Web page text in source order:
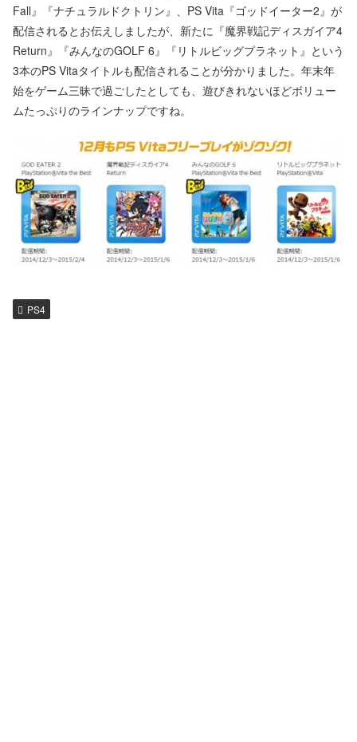
Fall』『ナチュラルドクトリン』、PS Vita『ゴッドイーター2』が
配信されるとお伝えしましたが、新たに『魔界戦記ディスガイア4
Return』『みんなのGOLF 6』『リトルビッグプラネット』という
3本のPS Vitaタイトルも配信されることが分かりました。年末年
始をゲーム三昧で過ごしたとしても、遊びきれないほどボリュー
ムたっぷりのラインナップですね。
PS4